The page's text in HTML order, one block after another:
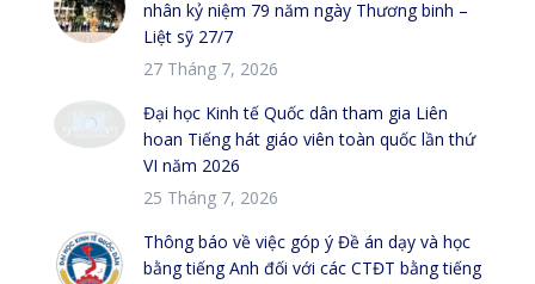
nhân kỷ niệm 79 năm ngày Thương binh –
Liệt sỹ 27/7
27 Tháng 7, 2026
Đại học Kinh tế Quốc dân tham gia Liên
hoan Tiếng hát giáo viên toàn quốc lần thứ
VI năm 2026
25 Tháng 7, 2026
Thông báo về việc góp ý Đề án dạy và học
bằng tiếng Anh đối với các CTĐT bằng tiếng